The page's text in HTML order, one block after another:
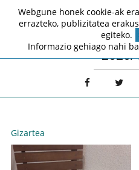
2020/
Gizartea
Webgune honek cookie-ak
errazteko, publizitatea
egiteko.
Informazio gehiago nahi